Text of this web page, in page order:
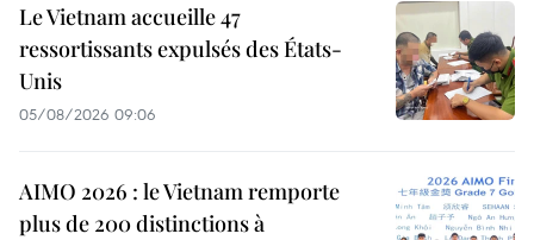
Le Vietnam accueille 47
ressortissants expulsés des États-
Unis
05/08/2026 09:06
AIMO 2026 : le Vietnam remporte
plus de 200 distinctions à